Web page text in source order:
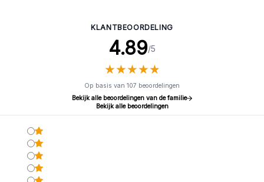
KLANTBEOORDELING
4.89/5
★★★★★
★★★★★
Op basis van 107 beoordelingen
Bekijk alle beoordelingen van de familie
Bekijk alle beoordelingen